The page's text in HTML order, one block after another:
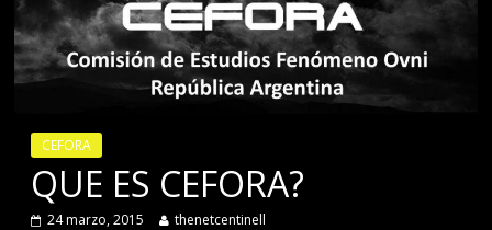
CEFORA
QUE ES CEFORA?
24 marzo, 2015 thenetcentinell